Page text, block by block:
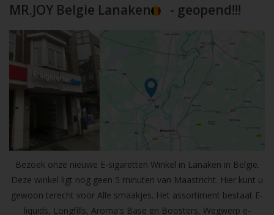
MR.JOY Belgie Lanaken - geopend!!!
Bezoek onze nieuwe E-sigaretten Winkel in Lanaken in Belgie.
Deze winkel ligt nog geen 5 minuten van Maastricht. Hier kunt u
gewoon terecht voor Alle smaakjes. Het assortiment bestaat E-
liquids, Longfills, Aroma's Base en Boosters, Wegwerp e-